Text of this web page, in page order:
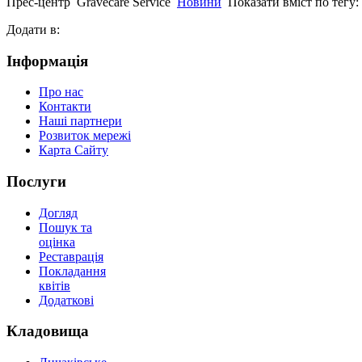
Додати в:
Інформація
Про нас
Контакти
Наші партнери
Розвиток мережі
Карта Сайту
Послуги
Догляд
Пошук та
оцінка
Реставрація
Покладання
квітів
Додаткові
Кладовища